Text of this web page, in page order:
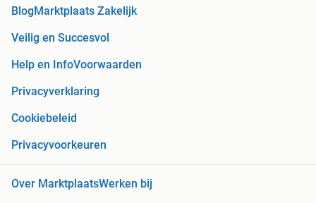
BlogMarktplaats Zakelijk
Veilig en Succesvol
Help en InfoVoorwaarden
Privacyverklaring
Cookiebeleid
Privacyvoorkeuren
Over MarktplaatsWerken bij